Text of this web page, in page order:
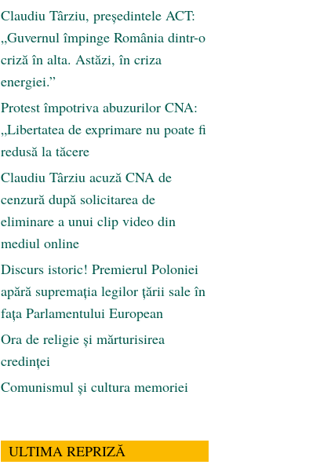
Claudiu Târziu, președintele ACT:
„Guvernul împinge România dintr-o
criză în alta. Astăzi, în criza
energiei.”
Protest împotriva abuzurilor CNA:
„Libertatea de exprimare nu poate fi
redusă la tăcere
Claudiu Târziu acuză CNA de
cenzură după solicitarea de
eliminare a unui clip video din
mediul online
Discurs istoric! Premierul Poloniei
apără supremația legilor țării sale în
fața Parlamentului European
Ora de religie şi mărturisirea
credinţei
Comunismul şi cultura memoriei
ULTIMA REPRIZĂ